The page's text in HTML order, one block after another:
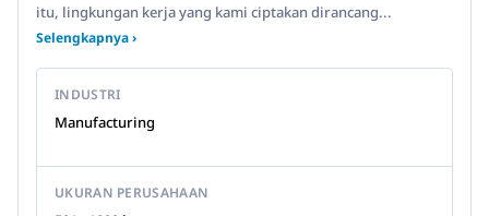
itu, lingkungan kerja yang kami ciptakan dirancang...
Selengkapnya ›
INDUSTRI
Manufacturing
UKURAN PERUSAHAAN